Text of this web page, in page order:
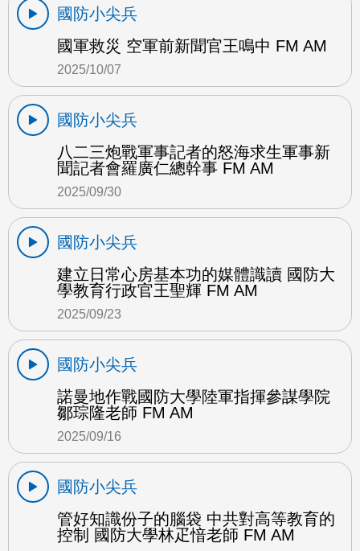
國防小尖兵
國軍救災 空軍前新聞官王鳴中 FM AM
2025/10/07
國防小尖兵
八二三炮戰軍事記者的怒海求生軍事新
聞記者會羅廣仁總幹事 FM AM
2025/09/30
國防小尖兵
建立日常心房基本功的媒體識讀 國防大
學教育行政官王聖輝 FM AM
2025/09/23
國防小尖兵
諾曼地作戰國防大學陸軍指揮參謀學院
鄒琮隆老師 FM AM
2025/09/16
國防小尖兵
管好知識份子的腦袋 中共對高等教育的
控制 國防大學林疋愔老師 FM AM